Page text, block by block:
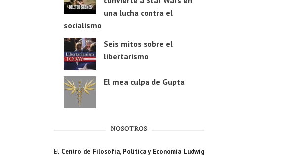
una lucha contra el
socialismo
Seis mitos sobre el
libertarismo
El mea culpa de Gupta
NOSOTROS
El Centro de Filosofía, Política y Economía Ludwig